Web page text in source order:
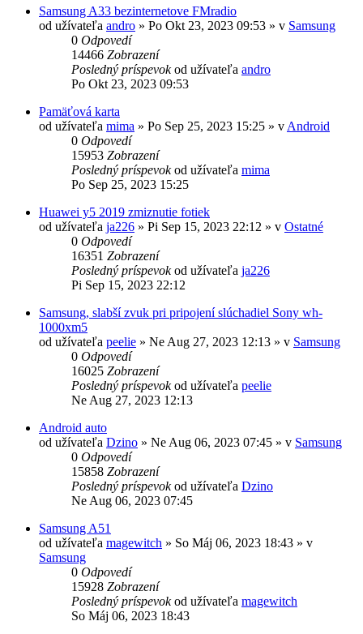
Samsung A33 bezinternetove FMradio
od užívateľa andro » Po Okt 23, 2023 09:53 » v Samsung
0 Odpovedí
14466 Zobrazení
Posledný príspevokod užívateľa andro
Po Okt 23, 2023 09:53
Pamäťová karta
od užívateľa mima » Po Sep 25, 2023 15:25 » v Android
0 Odpovedí
15953 Zobrazení
Posledný príspevokod užívateľa mima
Po Sep 25, 2023 15:25
Huawei y5 2019 zmiznutie fotiek
od užívateľa ja226 » Pi Sep 15, 2023 22:12 » v Ostatné
0 Odpovedí
16351 Zobrazení
Posledný príspevokod užívateľa ja226
Pi Sep 15, 2023 22:12
Samsung, slabší zvuk pri pripojení slúchadiel Sony wh-
1000xm5
od užívateľa peelie » Ne Aug 27, 2023 12:13 » v Samsung
0 Odpovedí
16025 Zobrazení
Posledný príspevokod užívateľa peelie
Ne Aug 27, 2023 12:13
Android auto
od užívateľa Dzino » Ne Aug 06, 2023 07:45 » v Samsung
0 Odpovedí
15858 Zobrazení
Posledný príspevokod užívateľa Dzino
Ne Aug 06, 2023 07:45
Samsung A51
od užívateľa magewitch » So Máj 06, 2023 18:43 » v
Samsung
0 Odpovedí
15928 Zobrazení
Posledný príspevokod užívateľa magewitch
So Máj 06, 2023 18:43